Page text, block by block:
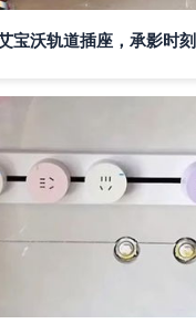
沃轨道插座，承影时